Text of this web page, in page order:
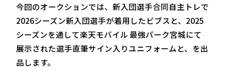
今回のオークションでは、新入団選手合同自主トレで
2026シーズン新入団選手が着用したビブスと、2025
シーズンを通して楽天モバイル 最強パーク宮城にて
展示された選手直筆サイン入りユニフォームと、を出
品します。